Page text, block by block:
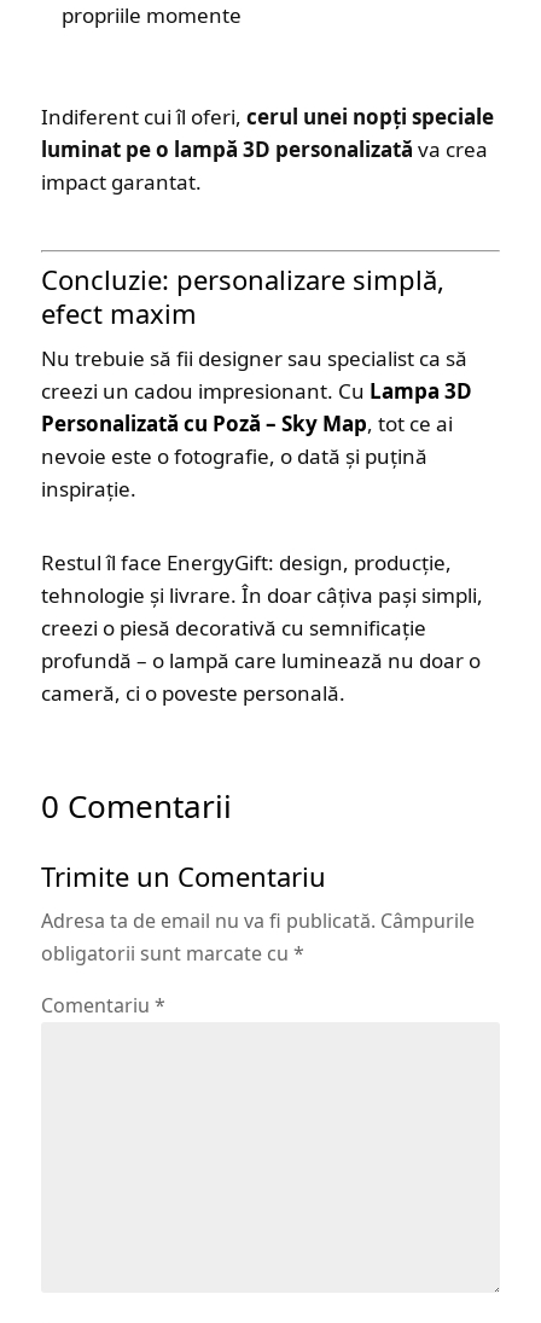
propriile momente
Indiferent cui îl oferi, cerul unei nopți speciale
luminat pe o lampă 3D personalizată va crea
impact garantat.
Concluzie: personalizare simplă,
efect maxim
Nu trebuie să fii designer sau specialist ca să
creezi un cadou impresionant. Cu Lampa 3D
Personalizată cu Poză – Sky Map, tot ce ai
nevoie este o fotografie, o dată și puțină
inspirație.
Restul îl face EnergyGift: design, producție,
tehnologie și livrare. În doar câțiva pași simpli,
creezi o piesă decorativă cu semnificație
profundă – o lampă care luminează nu doar o
cameră, ci o poveste personală.
0 Comentarii
Trimite un Comentariu
Adresa ta de email nu va fi publicată. Câmpurile
obligatorii sunt marcate cu *
Comentariu *